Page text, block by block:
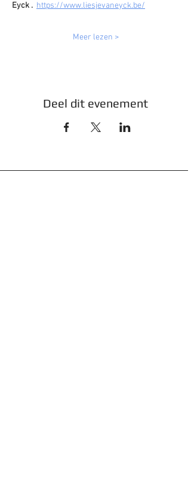
Eyck . https://www.liesjevaneyck.be/
Meer lezen >
Deel dit evenement